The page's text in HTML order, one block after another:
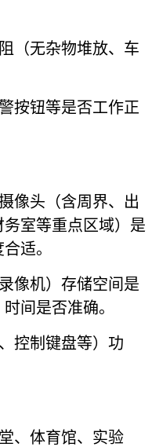
（无杂物堆放、车
按钮等是否工作正
像头（含周界、出
室等重点区域）是
适。
像机）存储空间是
间是否准确。
控制键盘等）功
、体育馆、实验